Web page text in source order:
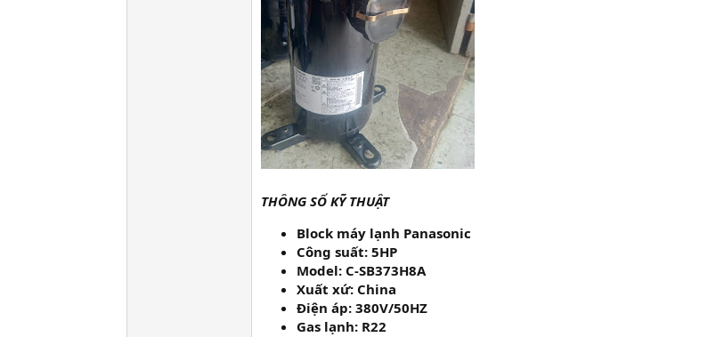
THÔNG SỐ KỸ THUẬT
Block máy lạnh Panasonic
Công suất: 5HP
Model: C-SB373H8A
Xuất xứ: China
Điện áp: 380V/50HZ
Gas lạnh: R22